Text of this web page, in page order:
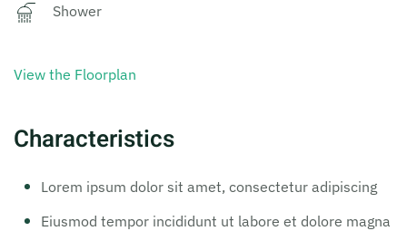
Shower
View the Floorplan
Characteristics
Lorem ipsum dolor sit amet, consectetur adipiscing
Eiusmod tempor incididunt ut labore et dolore magna